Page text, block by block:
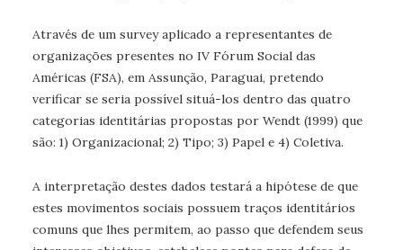
Através de um survey aplicado a representantes de
organizações presentes no IV Fórum Social das
Américas (FSA), em Assunção, Paraguai, pretendo
verificar se seria possível situá-los dentro das quatro
categorias identitárias propostas por Wendt (1999) que
são: 1) Organizacional; 2) Tipo; 3) Papel e 4) Coletiva.
A interpretação destes dados testará a hipótese de que
estes movimentos sociais possuem traços identitários
comuns que lhes permitem, ao passo que defendem seus